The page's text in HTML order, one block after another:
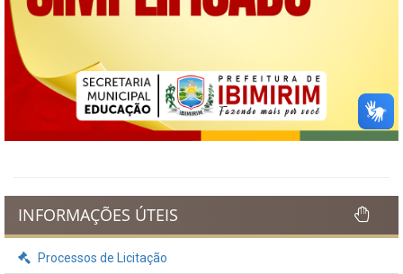
INFORMAÇÕES ÚTEIS
Processos de Licitação